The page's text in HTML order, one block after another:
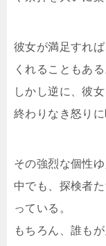
彼女が満足すれ
くれることもある
しかし逆に、彼
終わりなき怒り
その強烈な個性
中でも、探検者
っている。
もちろん、誰も